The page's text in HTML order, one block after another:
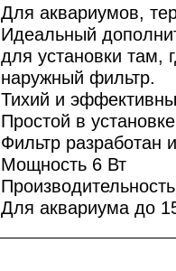
Для аквариумов,
Идеальный
для установки там,
наружный фильтр.
Тихий и
Простой в
Фильтр разработан
Мощность 6 Вт
Для аквариума до